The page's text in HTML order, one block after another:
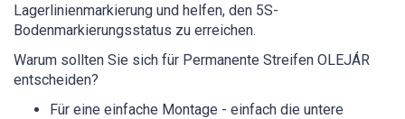
Lagerlinienmarkierung und helfen, den 5S-
Bodenmarkierungsstatus zu erreichen.
Warum sollten Sie sich für Permanente Streifen OLEJÁR
entscheiden?
Für eine einfache Montage - einfach die untere